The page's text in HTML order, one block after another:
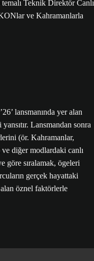
Teknik Direktör Canlı
ve Kahramanlarla
lansmanında yer alan
Lansmandan sonra
(ör. Kahramanlar,
diğer modlardaki canlı
göre sıralamak, ögeleri
gerçek hayattaki
öznel faktörlerle